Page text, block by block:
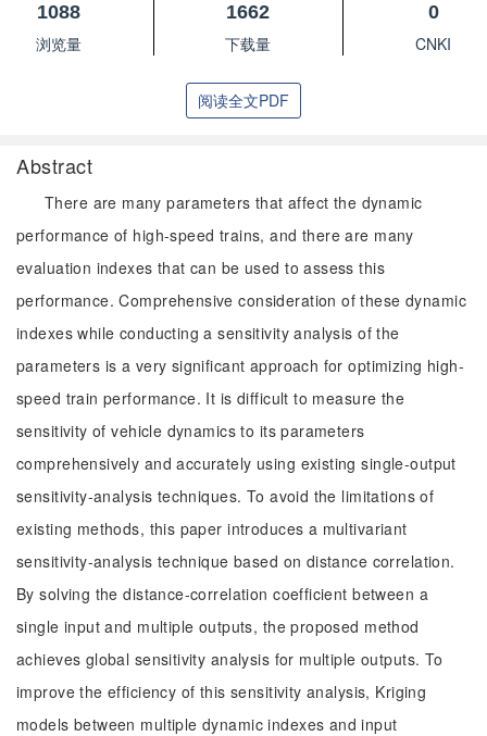
1088
浏览量
1662
下载量
0
CNKI
阅读全文PDF
Abstract
There are many parameters that affect the dynamic
performance of high-speed trains, and there are many
evaluation indexes that can be used to assess this
performance. Comprehensive consideration of these dynamic
indexes while conducting a sensitivity analysis of the
parameters is a very significant approach for optimizing high-
speed train performance. It is difficult to measure the
sensitivity of vehicle dynamics to its parameters
comprehensively and accurately using existing single-output
sensitivity-analysis techniques. To avoid the limitations of
existing methods, this paper introduces a multivariant
sensitivity-analysis technique based on distance correlation.
By solving the distance-correlation coefficient between a
single input and multiple outputs, the proposed method
achieves global sensitivity analysis for multiple outputs. To
improve the efficiency of this sensitivity analysis, Kriging
models between multiple dynamic indexes and input